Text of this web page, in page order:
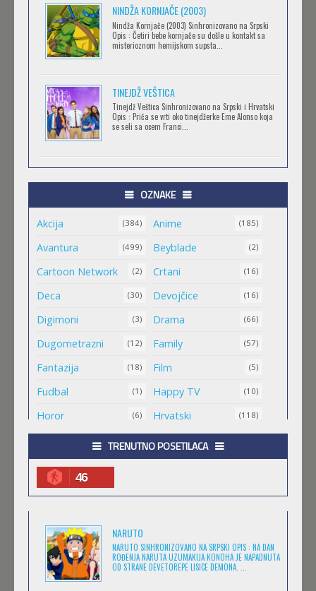
RECORD OF RAGNAROK
Feb 11 2023 |Gledaj »
TORADORA
Feb 11 2023 |Gledaj »
TRIGUN STAMPEDE
Feb 11 2023 |Gledaj »
ORIENT
Feb 11 2023 |Gledaj »
MALI MEDA ČARLI
MAO MAO HEROJI CISTOG SRCA
.HACK//ROOTS
Feb 11 2023 | Gledaj »
.HACK//SIGN
NINDŽA KORNJAČE (2003)
Nindža Kornjače (2003) Sinhronizovano na Srpski
Opis : Četiri bebe kornjače su došle u kontakt sa
misterioznom hemijskom supsta...
TINEJDŽ VEŠTICA
Tinejdž Veštica Sinhronizovano na Srpski i Hrvatski
Opis : Priča se vrti oko tinejdžerke Eme Alonso koja
se seli sa ocem Franci...
OZNAKE
Akcija (384) Anime (185)
Avantura (499) Beyblade (2)
Cartoon Network (2) Crtani (16)
Deca (30) Devojčice (16)
Digimoni (3) Drama (66)
Dugometrazni (12) Family (57)
Fantazija (18) Film (5)
Fudbal (1) Happy TV (10)
Horor (6) Hrvatski (118)
Jugio
Komedija Kratkometrazni
magija
Misterija (7)
Naučna Fantastika Nickelodeon (11)
TRENUTNO POSETILACA
46
NARUTO
NARUTO SINHRONIZOVANO NA SRPSKI OPIS : NA DAN
ROĐENJA NARUTA UZUMAKIJA KONOHA JE NAPADNUTA
OD STRANE DEVETOREPE LISICE DEMONA. ...